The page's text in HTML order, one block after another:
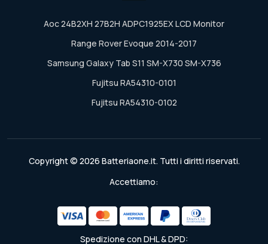
Aoc 24B2XH 27B2H ADPC1925EX LCD Monitor
Range Rover Evoque 2014-2017
Samsung Galaxy Tab S11 SM-X730 SM-X736
Fujitsu RA54310-0101
Fujitsu RA54310-0102
Copyright © 2026 Batteriaone.it. Tutti i diritti riservati.
Accettiamo:
Spedizione con DHL & DPD: